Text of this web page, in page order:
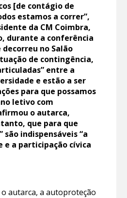
[de contágio de
estamos a correr”,
da CM Coimbra,
durante a conferência
no Salão
de contingência,
entre a
e estão a ser
para que possamos
letivo com
o autarca,
que para que
são indispensáveis “a
e a participação cívica
autarca, a autoproteção